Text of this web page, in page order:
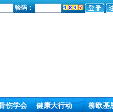
验码：
伤学会 健康大行动 柳欧基